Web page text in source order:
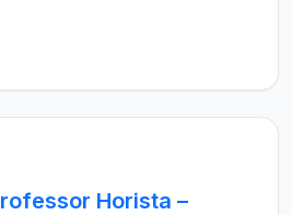
Horista –